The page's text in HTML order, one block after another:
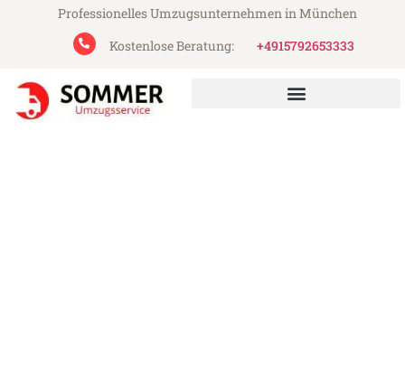
Professionelles Umzugsunternehmen in München
Kostenlose Beratung:
+4915792653333